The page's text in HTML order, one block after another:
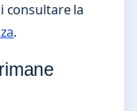
consultare la
.